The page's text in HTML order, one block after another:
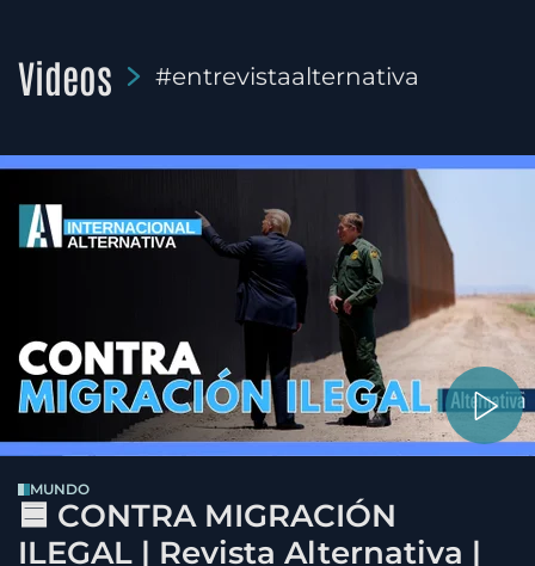
Videos #entrevistaalternativa
MUNDO
🟦 CONTRA MIGRACIÓN
ILEGAL | Revista Alternativa |